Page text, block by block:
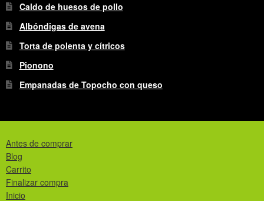
Caldo de huesos de pollo
Albóndigas de avena
Torta de polenta y cítricos
Pionono
Empanadas de Topocho con queso
Antes de comprar
Blog
Carrito
Finalizar compra
Inicio